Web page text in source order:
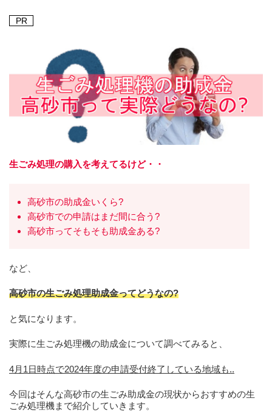
PR
生ごみ処理の購入を考えてるけど・・
高砂市の助成金いくら?
高砂市での申請はまだ間に合う?
高砂市ってそもそも助成金ある?
など、
高砂市の生ごみ処理助成金ってどうなの?
と気になります。
実際に生ごみ処理機の助成金について調べてみると、
4月1日時点で2024年度の申請受付終了している地域も..
今回はそんな高砂市の生ごみ助成金の現状からおすすめの生
ごみ処理機まで紹介していきます。